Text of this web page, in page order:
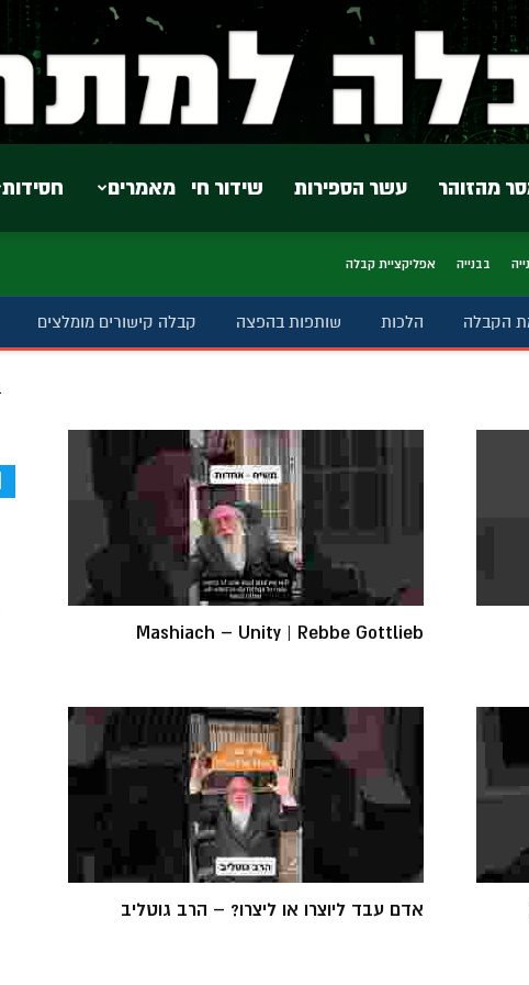
חסידות מאמרים שידור חי עשר הספירות מהזוהר
בבנייה אפליקציית קבלה
הקבלה הלכות שותפות בהפצה קבלה קישורים מומלצים
Mashiach – Unity | Rebbe Gottlieb
אדם עבד ליוצרו או ליצרו? – הרב גוטליב